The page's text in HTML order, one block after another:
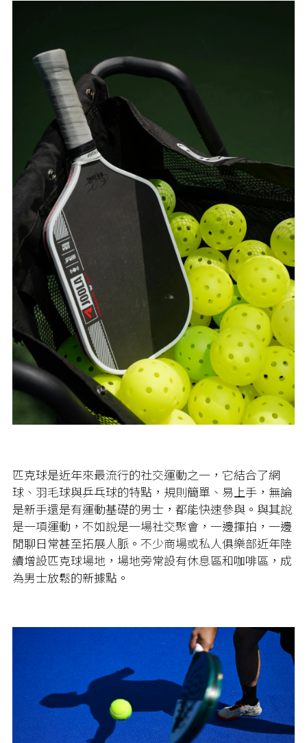
匹克球是近年來最流行的社交運動之一，它結合了網
球、羽毛球與乒乓球的特點，規則簡單、易上手，無論
是新手還是有運動基礎的男士，都能快速參與。與其說
是一項運動，不如說是一場社交聚會，一邊揮拍，一邊
閒聊日常甚至拓展人脈。不少商場或私人俱樂部近年陸
續增設匹克球場地，場地旁常設有休息區和咖啡區，成
為男士放鬆的新據點。